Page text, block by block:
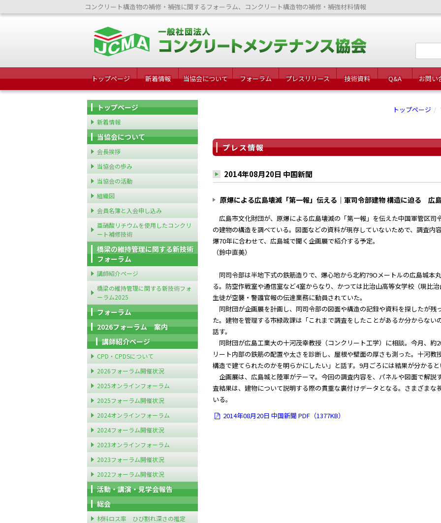
コンクリート構造物の補修・補強に関するフォーラム、コンクリート構造物の補修・補強材料情報
トップページ 新着情報 当協会について フォーラム プレスリリース 技術資料 Q&A お問い
トップページ
プレス情報
2014年08月20日 中国新聞
原爆による広島壊滅「第一報」伝える｜軍司令部建物 構造に迫る 広
広島市文化財団が、原爆による広島壊滅の「第一報」を伝えた中国軍管区司
の建物の構造を調べている。図面などの資料が現存していないためで、調査内
爆70年に合わせて、広島城で聞く企画展で紹介する予定。
（鈴中直美）
同司令部は半地下式の鉄筋造りで、爆心地から北約79Oメートルの広島城本
る。防空作戦室や通信室など4室からなり、かつては比治山高等女学校（現比
生徒が空襲・警護官報の伝達業務に動員されていた。
同財団が企画展を計画し、同司令部の図面や構造の記録や資料を探したが残
た。建物を管理する市緑政課は「これまで調査をしたことがあるか分からない
話す。
同財団が広島工業大の十河茂幸教授（コンクリート工学）に相談。今月、約
リート内部の鉄筋の配置や太さを診断し、屋根や壁面の厚さも測った。十河
構造で建てられたのかを明らかにしたい」と話す。9月ごろには結果が分かると
企画展は、広島城と陸軍がテーマ。今回の調査内容を、パネルや図面で解説
査結果は、建物について説明する際の貫重な裏付けデータとなる。さまざまな
いる。
2014年08月20日 中国新聞 PDF（1377KB）
トップページ
新着情報
当協会について
会長挨拶
当協会の歩み
当協会の活動
組織図
会員名簿と入会申し込み
亜硝酸リチウムを使用したコンクリ
ート補修技術
橋梁の維持管理に関する新技術
フォーラム
講師紹介ページ
橋梁の維持管理に関する新技術フォ
ーラム2025
フォーラム
2026フォーラム 案内
講師紹介ページ
CPD・CPDSについて
2026フォーラム開催状況
2025オンラインフォーラム
2025フォーラム開催状況
2024オンラインフォーラム
2024フォーラム開催状況
2023オンラインフォーラム
2023フォーラム開催状況
2022フォーラム開催状況
活動・講演・見学会報告
総会
材料ロス率 ひび割れ深さの推定